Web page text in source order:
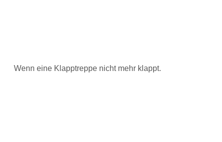
Wenn eine Klapptreppe nicht mehr klappt.